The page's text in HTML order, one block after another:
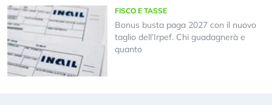
FISCO E TASSE
Bonus busta paga 2027 con il nuovo
taglio dell’Irpef. Chi guadagnerà e
quanto